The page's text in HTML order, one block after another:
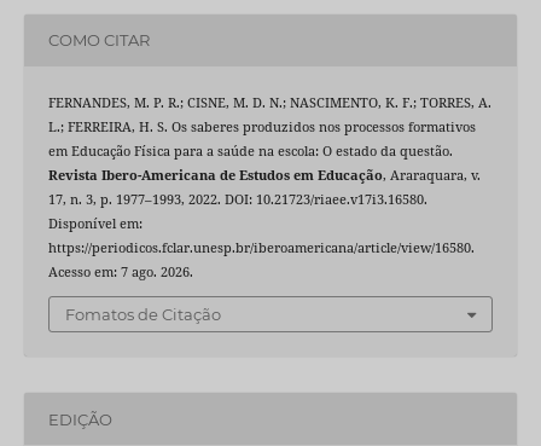
COMO CITAR
FERNANDES, M. P. R.; CISNE, M. D. N.; NASCIMENTO, K. F.; TORRES, A.
L.; FERREIRA, H. S. Os saberes produzidos nos processos formativos
em Educação Física para a saúde na escola: O estado da questão.
Revista Ibero-Americana de Estudos em Educação, Araraquara, v.
17, n. 3, p. 1977–1993, 2022. DOI: 10.21723/riaee.v17i3.16580.
Disponível em:
https://periodicos.fclar.unesp.br/iberoamericana/article/view/16580.
Acesso em: 7 ago. 2026.
Fomatos de Citação
EDIÇÃO